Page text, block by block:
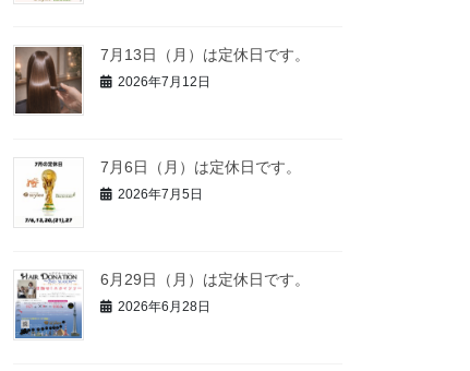
7月13日（月）は定休日です。
2026年7月12日
7月6日（月）は定休日です。
2026年7月5日
6月29日（月）は定休日です。
2026年6月28日